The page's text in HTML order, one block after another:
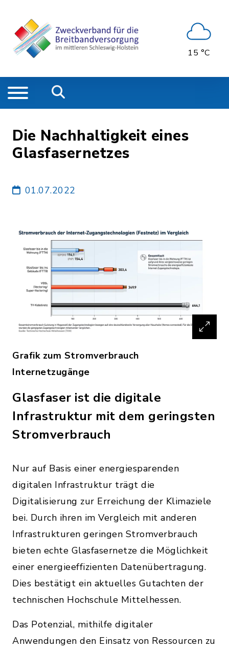
15 °C
Die Nachhaltigkeit eines
Glasfasernetzes
01.07.2022
Grafik zum Stromverbrauch
Internetzugänge
Glasfaser ist die digitale
Infrastruktur mit dem geringsten
Stromverbrauch
Nur auf Basis einer energiesparenden
digitalen Infrastruktur trägt die
Digitalisierung zur Erreichung der Klimaziele
bei. Durch ihren im Vergleich mit anderen
Infrastrukturen geringen Stromverbrauch
bieten echte Glasfasernetze die Möglichkeit
einer energieeffizienten Datenübertragung.
Dies bestätigt ein aktuelles Gutachten der
technischen Hochschule Mittelhessen.
Das Potenzial, mithilfe digitaler
Anwendungen den Einsatz von Ressourcen zu